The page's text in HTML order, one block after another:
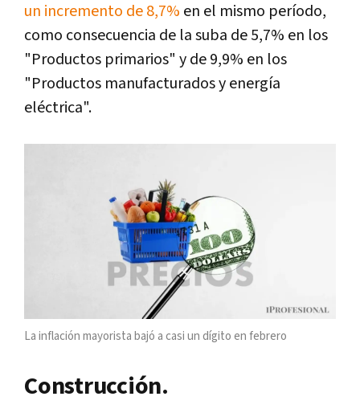
un incremento de 8,7% en el mismo período,
como consecuencia de la suba de 5,7% en los
"Productos primarios" y de 9,9% en los
"Productos manufacturados y energía
eléctrica".
La inflación mayorista bajó a casi un dígito en febrero
Construcción.